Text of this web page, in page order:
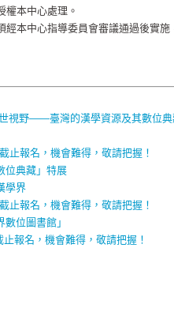
權本中心處理。
本中心指導委員會審議通過後實施
視野——臺灣的漢學資源及其數位典
止報名，機會難得，敬請把握！
位典藏」特展
學界
止報名，機會難得，敬請把握！
位圖書館」
報名，機會難得，敬請把握！